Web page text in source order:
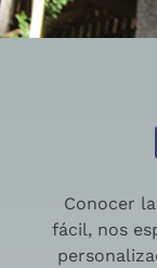
Conocer
fácil, nos